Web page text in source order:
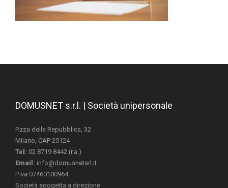
DOMUSNET s.r.l. | Società unipersonale
P.zza della Repubblica, 32
Milano, CAP 20124
Tel: 02 8719 8442 (r.a.)
Email: info@domusnetsrl.it
P.iva 07460100964
Società soggetta a direzione